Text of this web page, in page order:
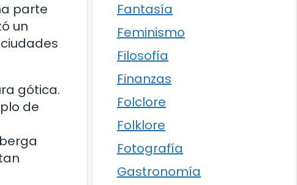
parte
un
gótica.
de
Fantasía
Feminismo
Filosofía
Finanzas
Folclore
Folklore
Fotografía
Gastronomía